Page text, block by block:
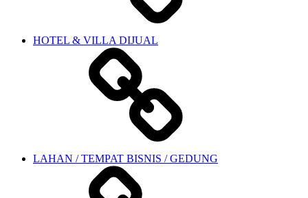
HOTEL & VILLA DIJUAL
LAHAN / TEMPAT BISNIS / GEDUNG